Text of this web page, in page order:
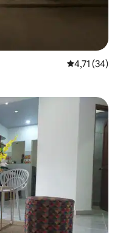
საშუალო
4,71 (34)